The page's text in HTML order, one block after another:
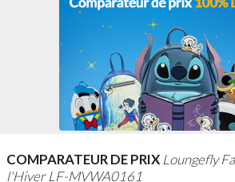
COMPARATEUR DE PRIX Loungefly
l'Hiver LF-MVWA0161